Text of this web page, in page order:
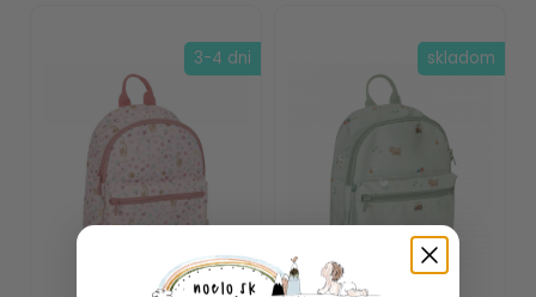
3-4 dni skladom